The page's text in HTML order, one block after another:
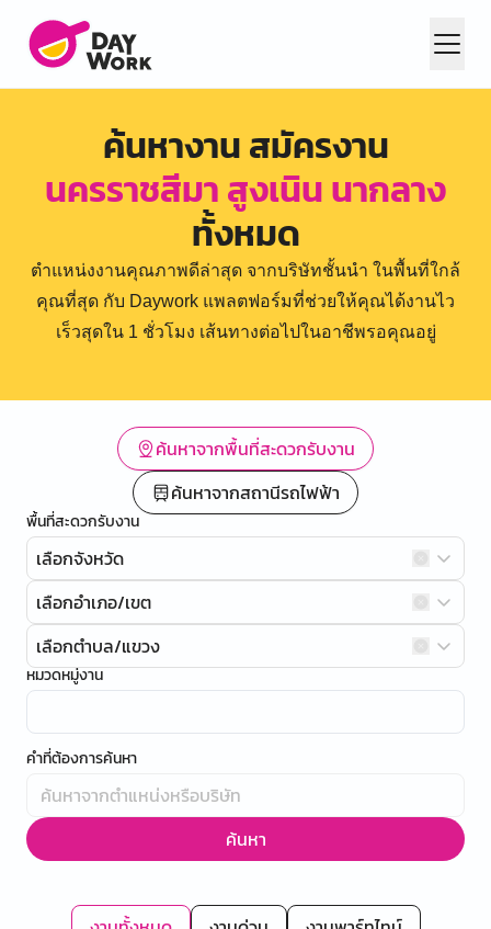
ค้นหางาน สมัครงาน
นครราชสีมา สูงเนิน นากลาง
ทั้งหมด
ตำแหน่งงานคุณภาพดีล่าสุด จากบริษัทชั้นนำ ในพื้นที่ใกล้
คุณที่สุด กับ Daywork แพลตฟอร์มที่ช่วยให้คุณได้งานไว
เร็วสุดใน 1 ชั่วโมง เส้นทางต่อไปในอาชีพรอคุณอยู่
ค้นหาจากพื้นที่สะดวกรับงาน
ค้นหาจากสถานีรถไฟฟ้า
พื้นที่สะดวกรับงาน
เลือกจังหวัด
เลือกอำเภอ/เขต
เลือกตำบล/แขวง
หมวดหมู่งาน
คำที่ต้องการค้นหา
ค้นหา